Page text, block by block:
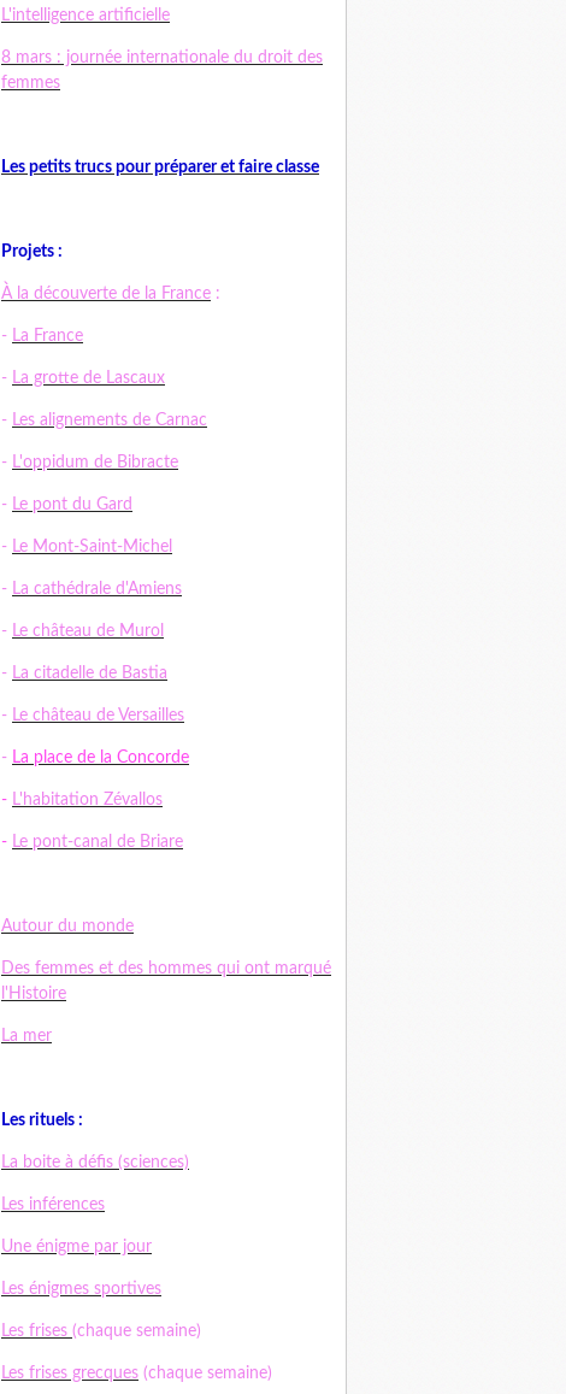
L'intelligence artificielle
8 mars : journée internationale du droit des
femmes
Les petits trucs pour préparer et faire classe
Projets :
À la découverte de la France :
- La France
- La grotte de Lascaux
- Les alignements de Carnac
- L'oppidum de Bibracte
- Le pont du Gard
- Le Mont-Saint-Michel
- La cathédrale d'Amiens
- Le château de Murol
- La citadelle de Bastia
- Le château de Versailles
- La place de la Concorde
- L'habitation Zévallos
- Le pont-canal de Briare
Autour du monde
Des femmes et des hommes qui ont marqué
l'Histoire
La mer
Les rituels :
La boite à défis (sciences)
Les inférences
Une énigme par jour
Les énigmes sportives
Les frises (chaque semaine)
Les frises grecques (chaque semaine)